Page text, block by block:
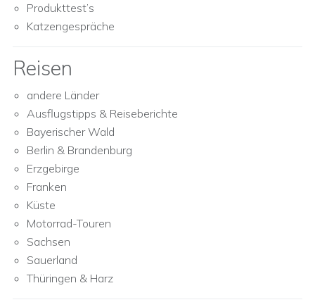
Produkttest’s
Katzengespräche
Reisen
andere Länder
Ausflugstipps & Reiseberichte
Bayerischer Wald
Berlin & Brandenburg
Erzgebirge
Franken
Küste
Motorrad-Touren
Sachsen
Sauerland
Thüringen & Harz